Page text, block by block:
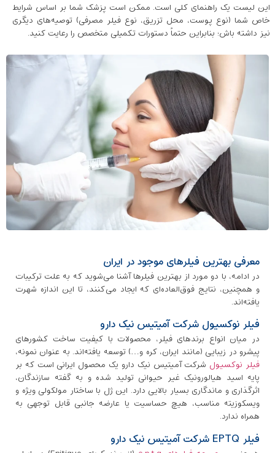
این لیست یک راهنمای کلی است. ممکن است پزشک شما بر اساس شرایط
خاص شما (نوع پوست، محل تزریق، نوع فیلر مصرفی) توصیه‌های دیگری
نیز داشته باش؛ بنابراین حتماً دستورات تکمیلی متخصص را رعایت کنید.
معرفی بهترین فیلرهای موجود در ایران
در ادامه، با دو مورد از بهترین فیلرها آشنا می‌شوید که به علت ترکیبات
و همچنین، نتایج فوق‌العاده‌ای که ایجاد می‌کنند، تا این اندازه شهرت
یافته‌اند.
فیلر نوکسیول شرکت آمیتیس نیک دارو
در میان انواع برندهای فیلر، محصولات با کیفیت ساخت کشور‌های
پیشرو در زیبایی (مانند ایران، کره و…) توسعه یافته‌اند. به عنوان نمونه،
فیلر نوکسیول شرکت آمیتیس نیک دارو یک محصول ایرانی است که بر
پایه اسید هیالورونیک غیر حیوانی تولید شده و به گفته سازندگان،
اثرگذاری و ماندگاری بسیار بالایی دارد. این ژل با ساختار مولکولی ویژه و
ویسکوزیته مناسب، هیچ حساسیت یا عارضه جانبی قابل توجهی به
همراه ندارد.
فیلر EPTQ شرکت آمیتیس نیک دارو